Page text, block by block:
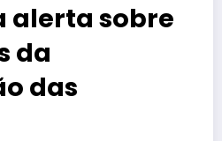
alerta sobre
da
das